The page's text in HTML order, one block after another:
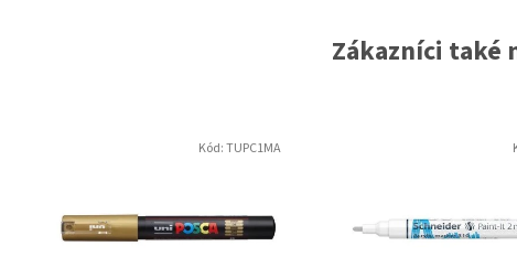
Zákazníci také
Kód:TUPC1MA